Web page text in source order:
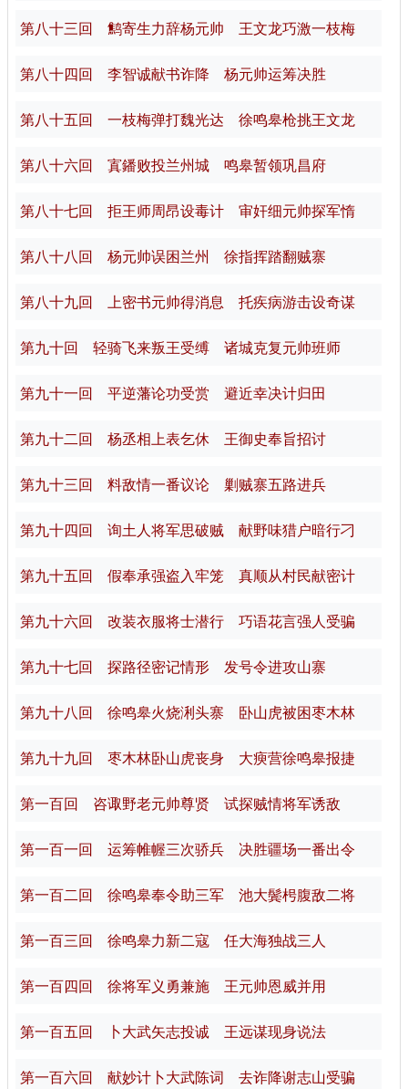
第八十三回 鹪寄生力辞杨元帅 王文龙巧激一枝梅
第八十四回 李智诚献书诈降 杨元帅运筹决胜
第八十五回 一枝梅弹打魏光达 徐鸣皋枪挑王文龙
第八十六回 寘鐇败投兰州城 鸣皋暂领巩昌府
第八十七回 拒王师周昂设毒计 审奸细元帅探军惰
第八十八回 杨元帅误困兰州 徐指挥踏翻贼寨
第八十九回 上密书元帅得消息 托疾病游击设奇谋
第九十回 轻骑飞来叛王受缚 诸城克复元帅班师
第九十一回 平逆藩论功受赏 避近幸决计归田
第九十二回 杨丞相上表乞休 王御史奉旨招讨
第九十三回 料敌情一番议论 剿贼寨五路进兵
第九十四回 询土人将军思破贼 献野味猎户暗行刁
第九十五回 假奉承强盗入牢笼 真顺从村民献密计
第九十六回 改装衣服将士潜行 巧语花言强人受骗
第九十七回 探路径密记情形 发号令进攻山寨
第九十八回 徐鸣皋火烧浰头寨 卧山虎被困枣木林
第九十九回 枣木林卧山虎丧身 大瘐营徐鸣皋报捷
第一百回 咨诹野老元帅尊贤 试探贼情将军诱敌
第一百一回 运筹帷幄三次骄兵 决胜疆场一番出令
第一百二回 徐鸣皋奉令助三军 池大鬓枵腹敌二将
第一百三回 徐鸣皋力新二寇 任大海独战三人
第一百四回 徐将军义勇兼施 王元帅恩威并用
第一百五回 卜大武矢志投诚 王远谋现身说法
第一百六回 献妙计卜大武陈词 去诈降谢志山受骗